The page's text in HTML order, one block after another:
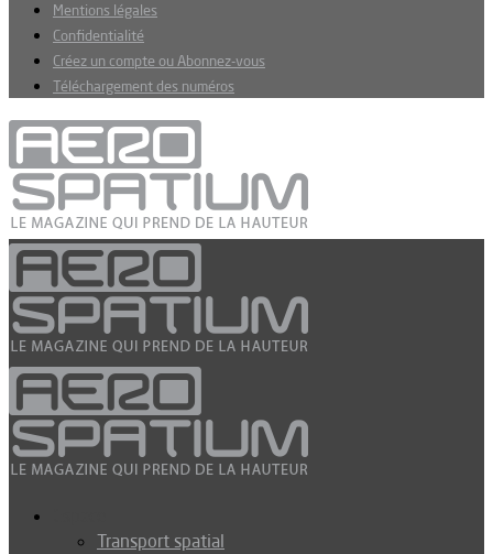
Mentions légales
Confidentialité
Créez un compte ou Abonnez-vous
Téléchargement des numéros
Transport spatial